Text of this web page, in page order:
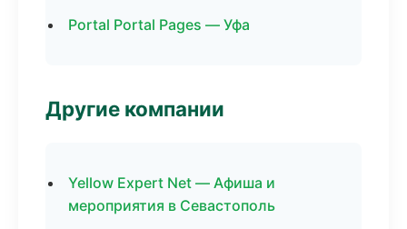
Portal Portal Pages — Уфа
Другие компании
Yellow Expert Net — Афиша и
мероприятия в Севастополь